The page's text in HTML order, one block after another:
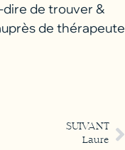
dire de trouver &
de thérapeute
SUIVANT
Laure